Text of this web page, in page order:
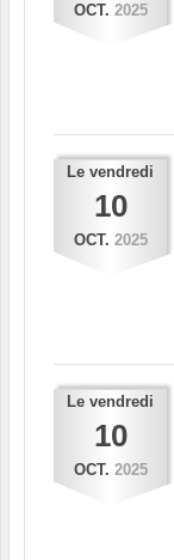
OCT. 2025
Le vendredi
10
OCT. 2025
Le vendredi
10
OCT. 2025